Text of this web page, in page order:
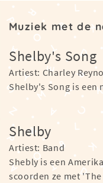
Muziek met de
Shelby's Song
Artiest: Charley
Shelby's Song is een
Shelby
Artiest: Band
Shebly is een
scoorden ze met